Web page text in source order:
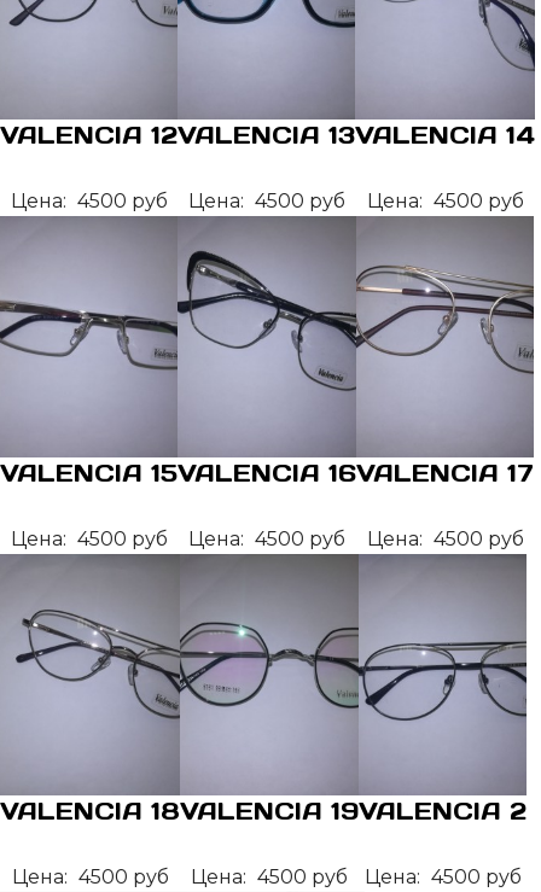
VALENCIA 12
Цена: 4500 руб
VALENCIA 13
Цена: 4500 руб
VALENCIA 14
Цена: 4500 руб
VALENCIA 15
Цена: 4500 руб
VALENCIA 16
Цена: 4500 руб
VALENCIA 17
Цена: 4500 руб
VALENCIA 18
Цена: 4500 руб
VALENCIA 19
Цена: 4500 руб
VALENCIA 2
Цена: 4500 руб